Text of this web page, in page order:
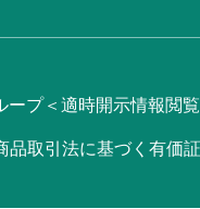
ープ＜適時開示情報閲
品取引法に基づく有価